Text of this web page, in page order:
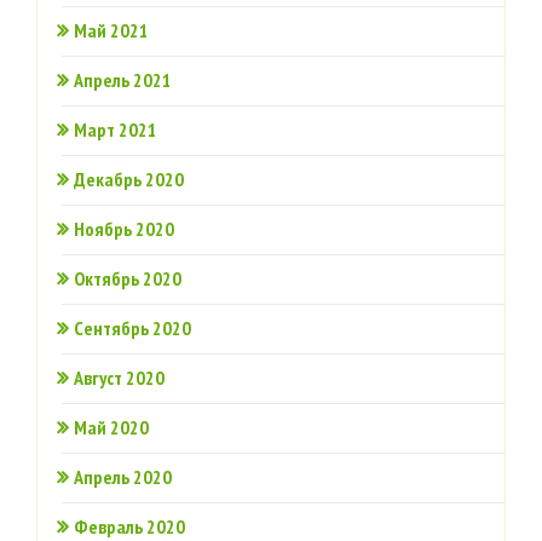
Май 2021
Апрель 2021
Март 2021
Декабрь 2020
Ноябрь 2020
Октябрь 2020
Сентябрь 2020
Август 2020
Май 2020
Апрель 2020
Февраль 2020